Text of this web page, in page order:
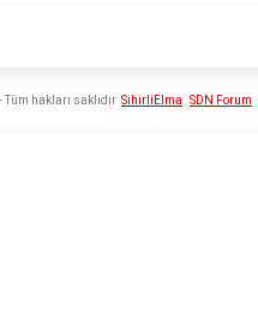
SihirliElma SDN Forum
hakları saklıdır